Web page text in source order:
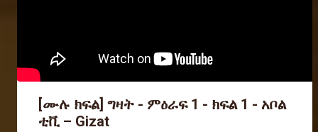
[ሙሉ ክፍል] ግዛት - ምዕራፍ 1 - ክፍል 1 - አቦል
ቲቪ – Gizat